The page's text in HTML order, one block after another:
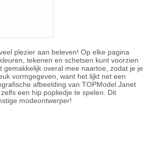
plezier aan beleven! Op elke pagina
tekenen en schetsen kunt voorzien
overal mee naartoe, zodat je je
vormgegeven, want het lijkt net een
afbeelding van TOPModel Janet
een hip popliedje te spelen. Dit
modeontwerper!